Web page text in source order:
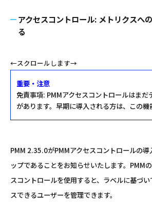
アクセスコントロール: メトリクスへ
る
重要・注意
免責事項: PMMアクセスコントロールはま
があります。早期に導入される方は、この
PMM 2.35.0がPMMアクセスコントロールの
ップであることをお知らせいたします。PMM
スコントロールを使用すると、ラベルに基づ
スできるユーザーを管理できます。